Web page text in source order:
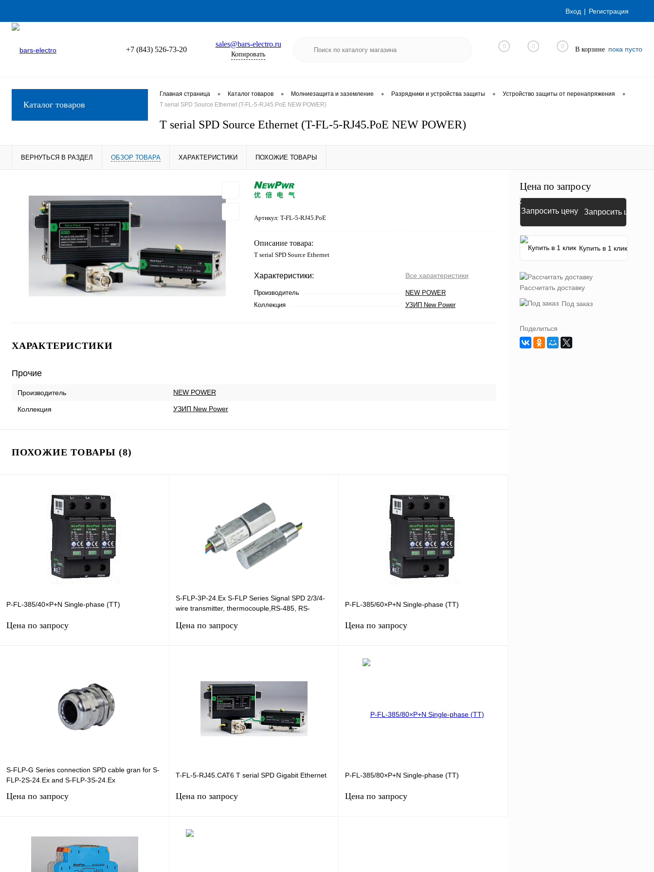
Вход Регистрация
+7 (843) 526-73-20
sales@bars-electro.ru
Копировать
0 0 0 В корзине пока пусто
Каталог товаров
Главная страница • Каталог товаров • Молниезащита и заземление • Разрядники и устройства защиты • Устройство защиты от перенапряжения •
T serial SPD Source Ethernet (T-FL-5-RJ45.PoE NEW POWER)
T serial SPD Source Ethernet (T-FL-5-RJ45.PoE NEW POWER)
ВЕРНУТЬСЯ В РАЗДЕЛ ОБЗОР ТОВАРА ХАРАКТЕРИСТИКИ ПОХОЖИЕ ТОВАРЫ
Артикул: T-FL-5-RJ45.PoE
Описание товара:
T serial SPD Source Ethernet
Характеристики: Все характеристики
Производитель
NEW POWER
Коллекция
УЗИП New Power
ХАРАКТЕРИСТИКИ
Прочие
Производитель NEW POWER
Коллекция УЗИП New Power
ПОХОЖИЕ ТОВАРЫ (8)
P-FL-385/40×P+N Single-phase (TT)
Цена по запросу
Сравнение
Под заказ
S-FLP-3P-24.Ex S-FLP Series Signal SPD 2/3/4-
wire transmitter, thermocouple,RS-485, RS-
Цена по запросу
Купить в 1 клик
В избранное Под заказ
P-FL-385/60×P+N Single-phase (TT)
Цена по запросу
S-FLP-G Series connection SPD cable gran for S-
FLP-2S-24.Ex and S-FLP-3S-24.Ex
Цена по запросу
Запросить цену
Купить в 1 клик Сравнение
T-FL-5-RJ45.CAT6 T serial SPD Gigabit Ethernet
Цена по запросу
P-FL-385/80×P+N Single-phase (TT)
Цена по запросу
Цена по запросу
Запросить цену
Купить в 1 клик
Рассчитать доставку
Под заказ
Поделиться